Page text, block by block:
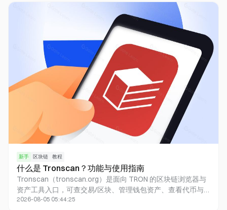
新手 区块链 教程
什么是 Tronscan？功能与使用指南
Tronscan（tronscan.org）是面向 TRON 的区块链浏览器与
资产工具入口，可查交易/区块、管理钱包资产、查看代币与
合约，并参与超级代表相关治理。平台在 2025 年前后强化了
2026-08-05 05:44:25